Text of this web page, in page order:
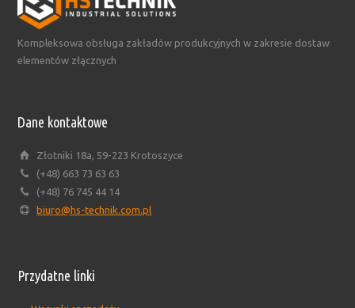
Kompleksowa obsługa zakładów produkcyjnych w zakresie dostaw
elementów złącznych
Dane kontaktowe
Złotniki 18a, 59-223 Krotoszyce
(+48) 663 73 63 63
(+48) 76 745 44 14
biuro@hs-technik.com.pl
Przydatne linki